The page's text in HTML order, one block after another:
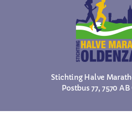
Stichting Halve
Postbus 77, 7570